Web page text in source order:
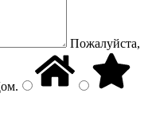
Пожалуйста,
.